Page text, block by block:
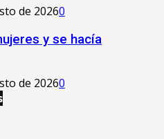
de 20260
y se hacía
de 20260